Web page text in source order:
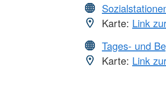
Karte: Link
Tages- und
Karte: Link